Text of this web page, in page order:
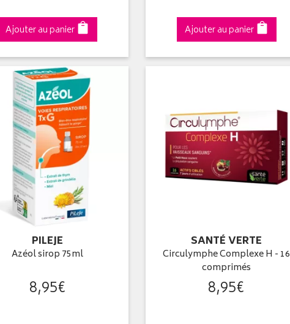
Ajouter au panier Ajouter au panier
PILEJE
Azéol sirop 75ml
8,95€
SANTÉ VERTE
Circulymphe Complexe H - 16
comprimés
8,95€